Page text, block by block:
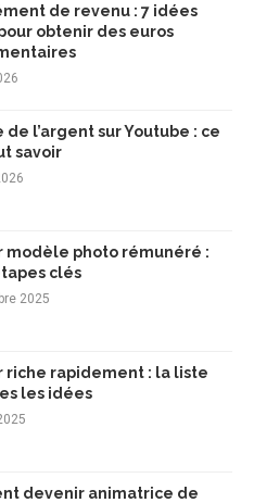
de revenu : 7 idées
obtenir des euros
de l’argent sur Youtube : ce
savoir
modèle photo rémunéré :
clés
2025
riche rapidement : la liste
les idées
devenir animatrice de